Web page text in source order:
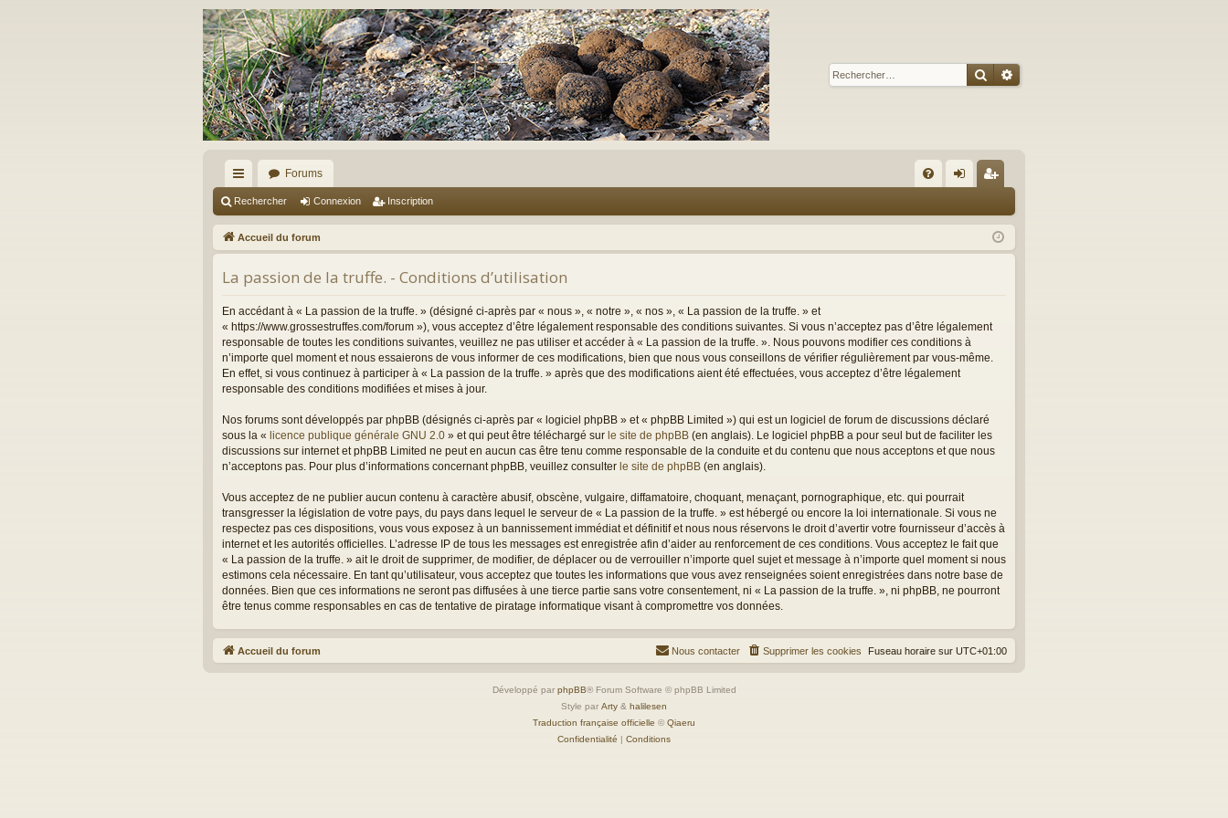
Rechercher
Recherche avancée
ac
co
ur
ci
s
Forums
Q ne
xi
cri
pti
Rechercher Connexion Inscription
Accueil du forum
La passion de la truffe. - Conditions d’utilisation
En accédant à « La passion de la truffe. » (désigné ci-après par « nous », « notre », « nos », « La passion de la truffe. » et
« https://www.grossestruffes.com/forum »), vous acceptez d’être légalement responsable des conditions suivantes. Si vous n’acceptez pas d’être légalement
responsable de toutes les conditions suivantes, veuillez ne pas utiliser et accéder à « La passion de la truffe. ». Nous pouvons modifier ces conditions à
n’importe quel moment et nous essaierons de vous informer de ces modifications, bien que nous vous conseillons de vérifier régulièrement par vous-même.
En effet, si vous continuez à participer à « La passion de la truffe. » après que des modifications aient été effectuées, vous acceptez d’être légalement
responsable des conditions modifiées et mises à jour.
Nos forums sont développés par phpBB (désignés ci-après par « logiciel phpBB » et « phpBB Limited ») qui est un logiciel de forum de discussions déclaré
sous la « licence publique générale GNU 2.0 » et qui peut être téléchargé sur le site de phpBB (en anglais). Le logiciel phpBB a pour seul but de faciliter les
discussions sur internet et phpBB Limited ne peut en aucun cas être tenu comme responsable de la conduite et du contenu que nous acceptons et que nous
n’acceptons pas. Pour plus d’informations concernant phpBB, veuillez consulter le site de phpBB (en anglais).
Vous acceptez de ne publier aucun contenu à caractère abusif, obscène, vulgaire, diffamatoire, choquant, menaçant, pornographique, etc. qui pourrait
transgresser la législation de votre pays, du pays dans lequel le serveur de « La passion de la truffe. » est hébergé ou encore la loi internationale. Si vous ne
respectez pas ces dispositions, vous vous exposez à un bannissement immédiat et définitif et nous nous réservons le droit d’avertir votre fournisseur d’accès à
internet et les autorités officielles. L’adresse IP de tous les messages est enregistrée afin d’aider au renforcement de ces conditions. Vous acceptez le fait que
« La passion de la truffe. » ait le droit de supprimer, de modifier, de déplacer ou de verrouiller n’importe quel sujet et message à n’importe quel moment si nous
estimons cela nécessaire. En tant qu’utilisateur, vous acceptez que toutes les informations que vous avez renseignées soient enregistrées dans notre base de
données. Bien que ces informations ne seront pas diffusées à une tierce partie sans votre consentement, ni « La passion de la truffe. », ni phpBB, ne pourront
être tenus comme responsables en cas de tentative de piratage informatique visant à compromettre vos données.
Accueil du forum Fuseau horaire sur UTC+01:00
Supprimer les cookies
Nous contacter
Développé par phpBB® Forum Software © phpBB Limited
Style par Arty & halilesen
Traduction française officielle © Qiaeru
Confidentialité | Conditions